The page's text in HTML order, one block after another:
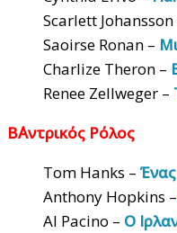
Scarlett Johansson
Saoirse Ronan –
Charlize Theron –
Renee Zellweger –
Β΄Αντρικός Ρόλος
Tom Hanks –
Anthony Hopkins –
Al Pacino – Ο